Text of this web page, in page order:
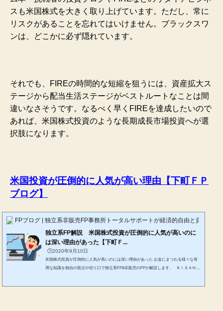
スも米国株式を大きく取り上げています。ただし、常に
リスクがあることを忘れてはいけません。ブラックスワ
ンは、どこかに必ず隠れています。
それでも、FIREの時間的な短縮を狙うには、資産拡大ス
テージから配当生活ステージがベストルートなことは間
違いなさそうです。なるべく早くFIREを達成したいので
あれば、米国株式投資のような長期成長市場投資へが選
択肢になります。
米国投資が圧倒的に人気が高い理由【下町ＦＰ
ブログ】
FPブログ | 独立系非販売FP事務所トータルサポートが経済的自由と資産形成
独立系FP解説 米国株式投資が圧倒的に人気が高いのに
は深い理由があった【下町Ｆ...
🕒️2020年9月10日
米国株式投資が圧倒的に人気が高いのには深い理由があった お金にまつわる様々な有
用な知識を独自の視点や切り口で独立系FP&非販売のFPが解説します。 ＮＩＳＡやｉ